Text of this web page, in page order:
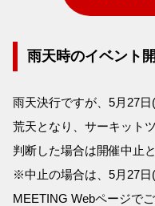
雨天時のイベント
雨天決行ですが、5月27
荒天となり、サーキット
判断した場合は開催中止
※中止の場合は、5月27日
MEETING Webページで